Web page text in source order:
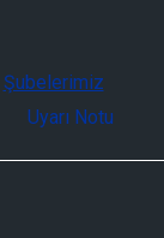
Şubelerimiz
Uyarı Notu